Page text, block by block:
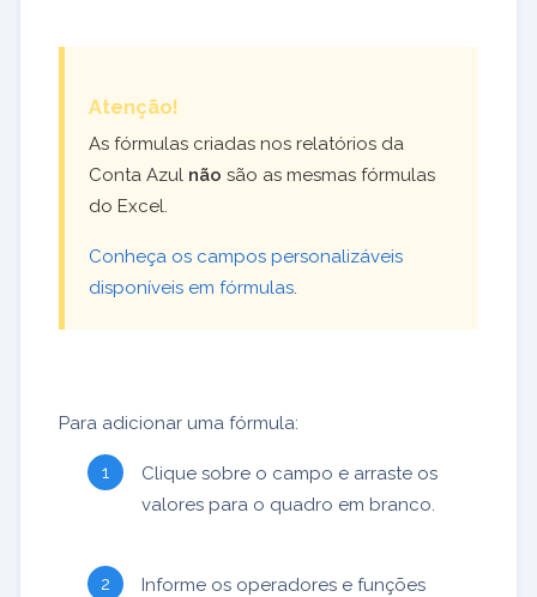
Atenção!
As fórmulas criadas nos relatórios da
Conta Azul não são as mesmas fórmulas
do Excel.
Conheça os campos personalizáveis
disponíveis em fórmulas.
Para adicionar uma fórmula:
Clique sobre o campo e arraste os
valores para o quadro em branco.
Informe os operadores e funções